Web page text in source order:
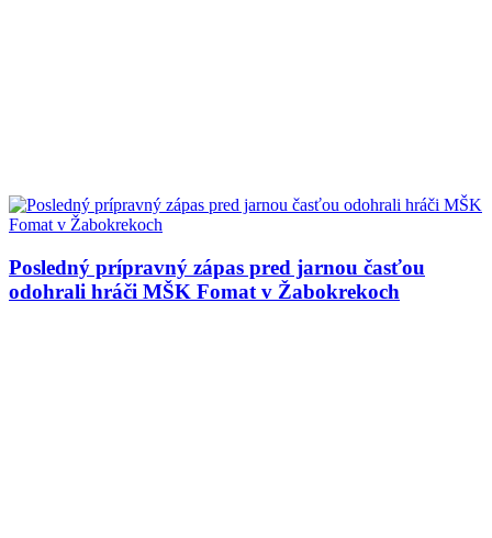
Posledný prípravný zápas pred jarnou časťou
odohrali hráči MŠK Fomat v Žabokrekoch